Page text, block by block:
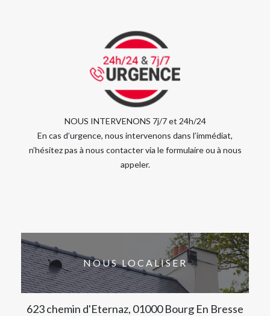
NOUS INTERVENONS 7j/7 et 24h/24
En cas d’urgence, nous intervenons dans l’immédiat,
n’hésitez pas à nous contacter via le formulaire ou à nous
appeler.
NOUS LOCALISER
623 chemin d'Eternaz, 01000 Bourg En Bresse